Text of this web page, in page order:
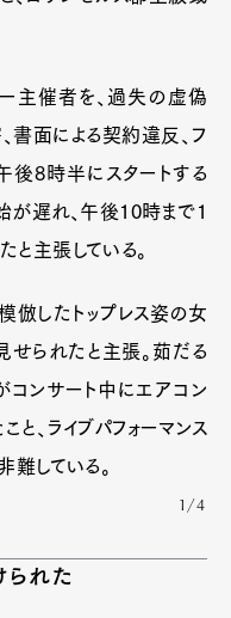
ー主催者を、過失の虚偽
書面による契約違反、フ
後8時半にスタートする
が遅れ、午後10時まで1
主張している。
倣したトップレス姿の女
せられたと主張。茹だる
コンサート中にエアコン
、ライブパフォーマンス
難している。
1/4
られた